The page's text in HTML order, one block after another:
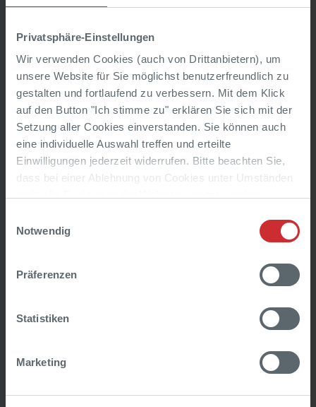
Privatsphäre-Einstellungen
Wir verwenden Cookies (auch von Drittanbietern), um
unsere Website für Sie möglichst benutzerfreundlich zu
gestalten und fortlaufend zu verbessern. Mit dem Klick
auf den Button "Ich stimme zu" erklären Sie sich mit der
Setzung aller Cookies einverstanden. Sie können auch
eine individuelle Auswahl treffen und erteilte
Einwilligungen jederzeit widerrufen. Bitte beachten Sie,
dass bei einer Ablehnung von Cookies unter Umständen
Details“ und in unserer
Notwendig
Präferenzen
Statistiken
Marketing
der Gesamtabwicklung der Herstellung des Bauwerkes
Zusammenstellung der Ausschreibungsunterlagen für alle
Leistungsbereiche
Durchführung der Ausschreibung
- klärende Gespräche mit den Bietern
Mitwirkung bei der Auftragserteilung, Aufstellung eines Zeit-
und Zahlungsplanes
Örtliche Vertretung der Interessen des Bauherrn
Verträge überwachen sowie dafür sorgen, dass die Regeln
der Technik eingehalten und die behördlichen Vorschriften
Prüfung der Verwertbarkeit des Grundstücks,